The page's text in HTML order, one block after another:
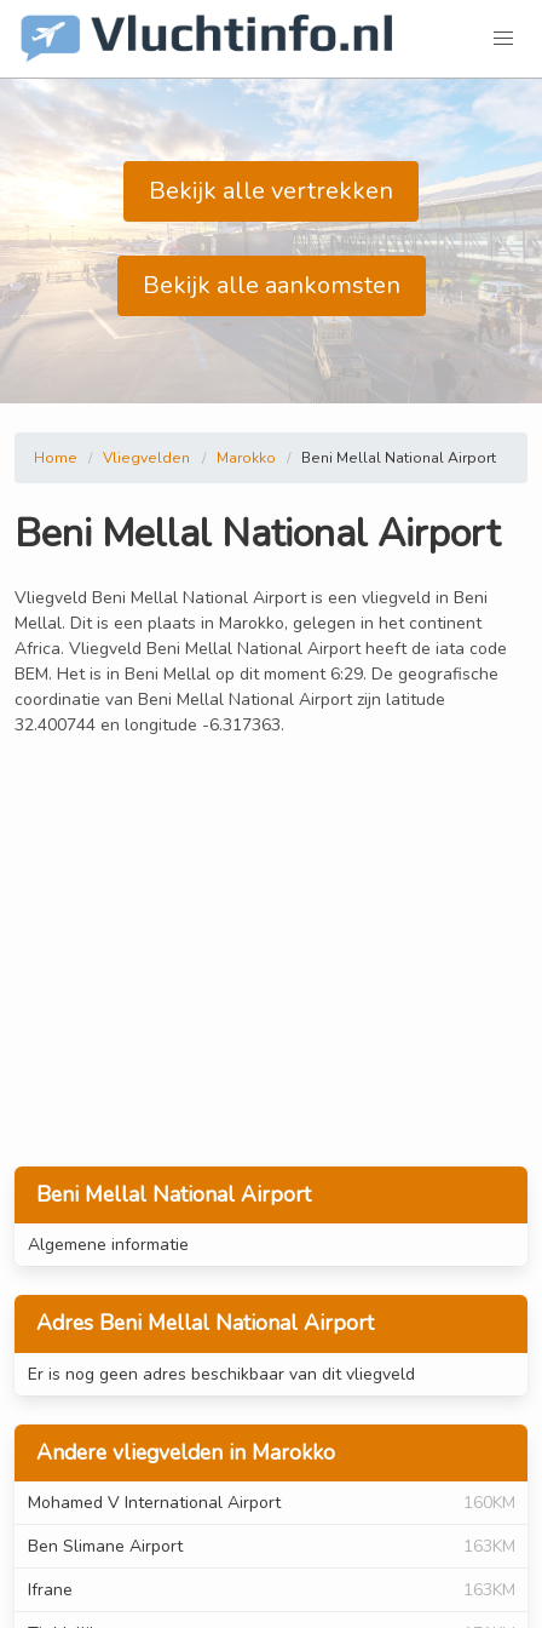
Bekijk alle vertrekken
Bekijk alle aankomsten
Beni Mellal National Airport
Algemene informatie
Adres Beni Mellal National Airport
Er is nog geen adres beschikbaar van dit vliegveld
Andere vliegvelden in Marokko
Mohamed V International Airport
160KM
Ben Slimane Airport
163KM
Ifrane
163KM
Home Vliegvelden Marokko Beni Mellal National Airport
Beni Mellal National Airport
Vliegveld Beni Mellal National Airport is een vliegveld in Beni
Mellal. Dit is een plaats in Marokko, gelegen in het continent
Africa. Vliegveld Beni Mellal National Airport heeft de iata code
BEM. Het is in Beni Mellal op dit moment 6:29. De geografische
coordinatie van Beni Mellal National Airport zijn latitude
32.400744 en longitude -6.317363.